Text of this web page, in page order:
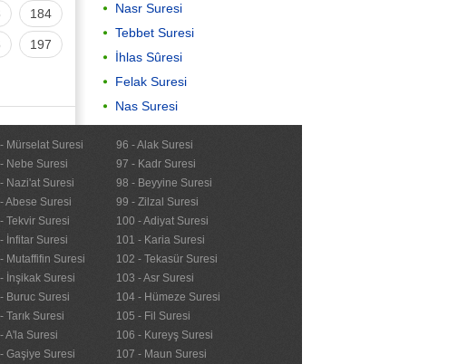
184
197
Nasr Suresi
Tebbet Suresi
İhlas Sûresi
Felak Suresi
Nas Suresi
Önemli
Kur'anı Kerimi Anlama
Mürselat Suresi
Nebe Suresi
Nazi'at Suresi
Abese Suresi
Tekvir Suresi
İnfitar Suresi
Mutaffifin Suresi
İnşikak Suresi
Buruc Suresi
Tarık Suresi
A'la Suresi
Gaşiye Suresi
96 - Alak Suresi
97 - Kadr Suresi
98 - Beyyine Suresi
99 - Zilzal Suresi
100 - Adiyat Suresi
101 - Karia Suresi
102 - Tekasür Suresi
103 - Asr Suresi
104 - Hümeze Suresi
105 - Fil Suresi
106 - Kureyş Suresi
107 - Maun Suresi